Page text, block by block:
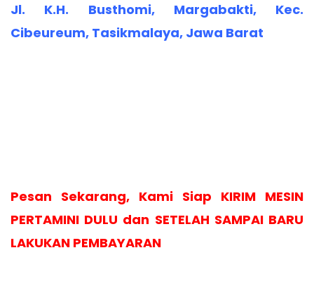
Jl. K.H. Busthomi, Margabakti, Kec.
Cibeureum, Tasikmalaya, Jawa Barat
Pesan Sekarang, Kami Siap KIRIM MESIN
PERTAMINI DULU dan SETELAH SAMPAI BARU
LAKUKAN PEMBAYARAN